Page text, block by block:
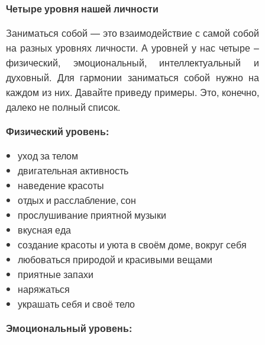
Четыре уровня нашей личности
Заниматься собой — это взаимодействие с самой собой
на разных уровнях личности. А уровней у нас четыре –
физический, эмоциональный, интеллектуальный и
духовный. Для гармонии заниматься собой нужно на
каждом из них. Давайте приведу примеры. Это, конечно,
далеко не полный список.
Физический уровень:
уход за телом
двигательная активность
наведение красоты
отдых и расслабление, сон
прослушивание приятной музыки
вкусная еда
создание красоты и уюта в своём доме, вокруг себя
любоваться природой и красивыми вещами
приятные запахи
наряжаться
украшать себя и своё тело
Эмоциональный уровень: